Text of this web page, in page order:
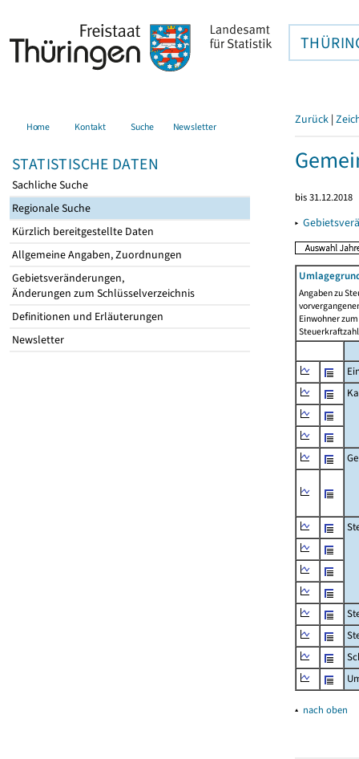
Home Kontakt Suche Newsletter
STATISTISCHE DATEN
Sachliche Suche
Regionale Suche
Kürzlich bereitgestellte Daten
Allgemeine Angaben, Zuordnungen
Gebietsveränderungen,
Änderungen zum Schlüsselverzeichnis
Definitionen und Erläuterungen
Newsletter
Zurück |
bis 31.12.2018
▸
Angaben zu
Einwohner
▴ nach oben